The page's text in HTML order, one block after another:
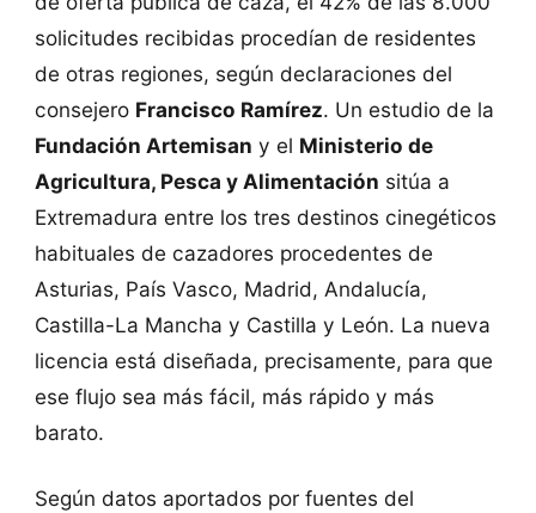
solicitudes recibidas procedían de residentes
de otras regiones, según declaraciones del
consejero Francisco Ramírez. Un estudio de la
Fundación Artemisan y el Ministerio de
Agricultura, Pesca y Alimentación sitúa a
Extremadura entre los tres destinos cinegéticos
habituales de cazadores procedentes de
Asturias, País Vasco, Madrid, Andalucía,
Castilla-La Mancha y Castilla y León. La nueva
licencia está diseñada, precisamente, para que
ese flujo sea más fácil, más rápido y más
barato.
Según datos aportados por fuentes del